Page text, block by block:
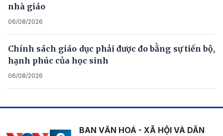
nhà giáo
06/08/2026
Chính sách giáo dục phải được đo bằng sự tiến bộ,
hạnh phúc của học sinh
06/08/2026
BAN VĂN HOÁ - XÃ HỘI VÀ DÂN